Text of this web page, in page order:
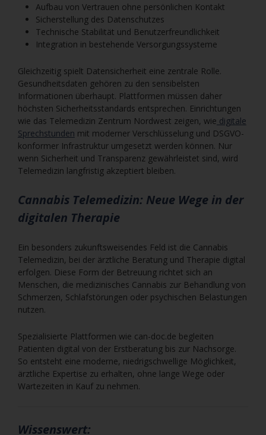
Aufbau von Vertrauen ohne persönlichen Kontakt
Sicherstellung des Datenschutzes
Technische Stabilität und Benutzerfreundlichkeit
Integration in bestehende Versorgungssysteme
Gleichzeitig spielt Datensicherheit eine zentrale Rolle.
Gesundheitsdaten gehören zu den sensibelsten
Informationen überhaupt. Plattformen müssen daher
höchsten Sicherheitsstandards entsprechen. Einrichtungen
wie das Telemedizin Zentrum Nordwest zeigen, wie digitale
Sprechstunden mit moderner Verschlüsselung und DSGVO-
konformer Infrastruktur umgesetzt werden können. Nur
wenn Sicherheit und Transparenz gewährleistet sind, wird
Telemedizin langfristig akzeptiert bleiben.
Cannabis Telemedizin: Neue Wege in der
digitalen Therapie
Ein besonders zukunftsweisendes Feld ist die Cannabis
Telemedizin, bei der ärztliche Beratung und Therapie digital
erfolgen. Diese Form der Betreuung richtet sich an
Menschen, die medizinisches Cannabis zur Behandlung von
Schmerzen, Schlafstörungen oder psychischen Belastungen
nutzen.
Spezialisierte Plattformen wie can-doc.de begleiten
Patienten digital von der Erstberatung bis zur Nachsorge.
So entsteht eine moderne, niedrigschwellige Möglichkeit,
ärztliche Expertise zu erhalten, ohne lange Wege oder
Wartezeiten in Kauf zu nehmen.
Wissenswert: